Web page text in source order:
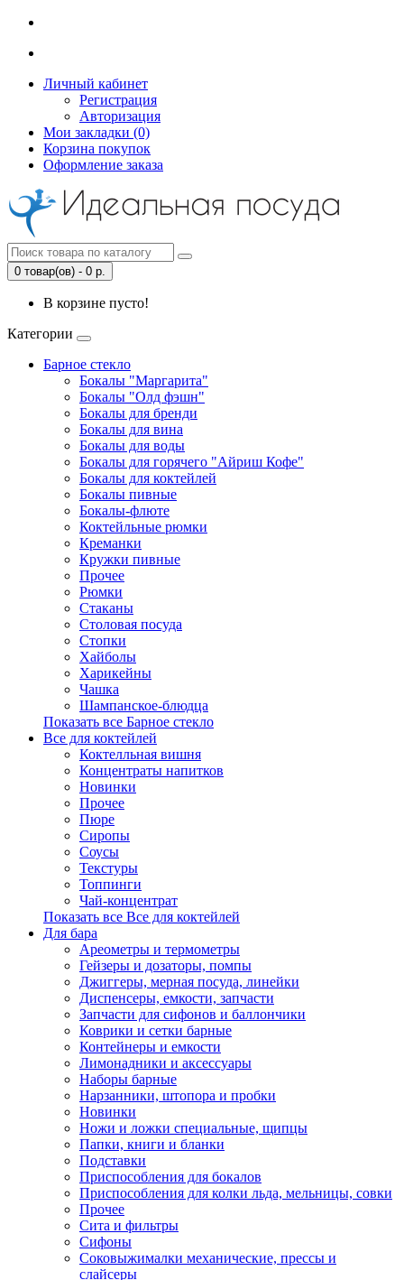
Личный кабинет
Регистрация
Авторизация
Мои закладки (0)
Корзина покупок
Оформление заказа
0 товар(ов) - 0 р.
В корзине пусто!
Категории
Барное стекло
Бокалы "Маргарита"
Бокалы "Олд фэшн"
Бокалы для бренди
Бокалы для вина
Бокалы для воды
Бокалы для горячего "Айриш Кофе"
Бокалы для коктейлей
Бокалы пивные
Бокалы-флюте
Коктейльные рюмки
Креманки
Кружки пивные
Прочее
Рюмки
Стаканы
Столовая посуда
Стопки
Хайболы
Харикейны
Чашка
Шампанское-блюдца
Показать все Барное стекло
Все для коктейлей
Коктелльная вишня
Концентраты напитков
Новинки
Прочее
Пюре
Сиропы
Соусы
Текстуры
Топпинги
Чай-концентрат
Показать все Все для коктейлей
Для бара
Ареометры и термометры
Гейзеры и дозаторы, помпы
Джиггеры, мерная посуда, линейки
Диспенсеры, емкости, запчасти
Запчасти для сифонов и баллончики
Коврики и сетки барные
Контейнеры и емкости
Лимонадники и аксессуары
Наборы барные
Нарзанники, штопора и пробки
Новинки
Ножи и ложки специальные, щипцы
Папки, книги и бланки
Подставки
Приспособления для бокалов
Приспособления для колки льда, мельницы, совки
Прочее
Сита и фильтры
Сифоны
Соковыжималки механические, прессы и
слайсеры